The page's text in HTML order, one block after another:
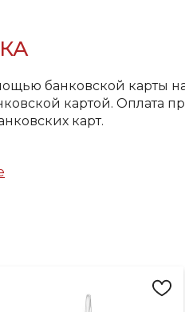
банковской карты
картой. Оплата
карт.